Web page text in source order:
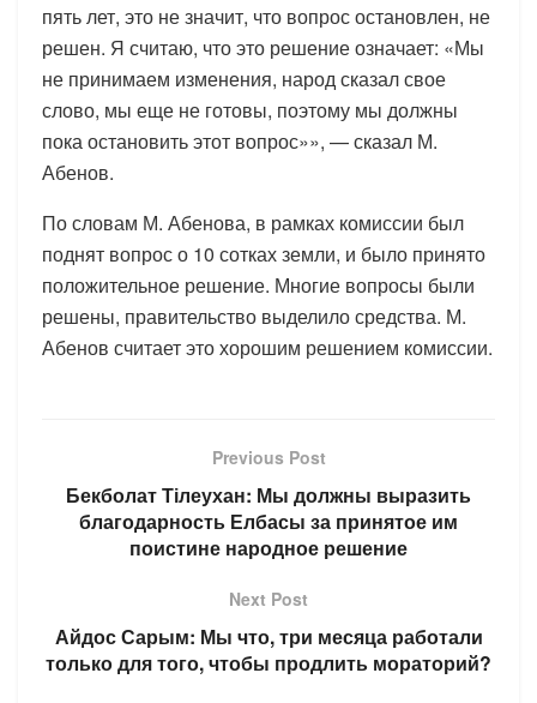
пять лет, это не значит, что вопрос остановлен, не
решен. Я считаю, что это решение означает: «Мы
не принимаем изменения, народ сказал свое
слово, мы еще не готовы, поэтому мы должны
пока остановить этот вопрос»», — сказал М.
Абенов.
По словам М. Абенова, в рамках комиссии был
поднят вопрос о 10 сотках земли, и было принято
положительное решение. Многие вопросы были
решены, правительство выделило средства. М.
Абенов считает это хорошим решением комиссии.
Previous Post
Бекболат Тілеухан: Мы должны выразить
благодарность Елбасы за принятое им
поистине народное решение
Next Post
Айдос Сарым: Мы что, три месяца работали
только для того, чтобы продлить мораторий?